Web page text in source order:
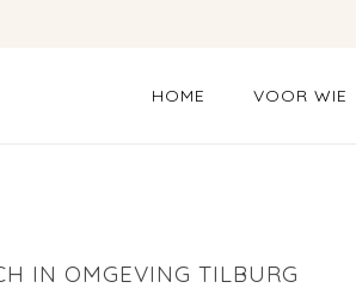
HOME VOOR WIE
IN OMGEVING TILBURG